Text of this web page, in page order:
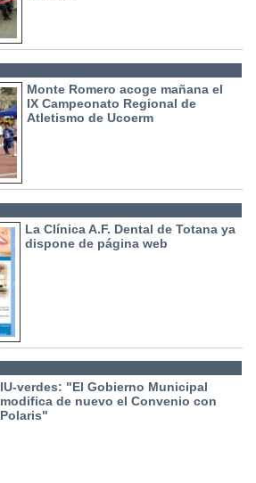
Monte Romero acoge mañana el
IX Campeonato Regional de
Atletismo de Ucoerm
La Clínica A.F. Dental de Totana ya
dispone de página web
IU-verdes: "El Gobierno Municipal
modifica de nuevo el Convenio con
Polaris"